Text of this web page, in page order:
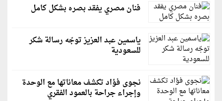
فنان مصري يفقد بصره بشكل كامل
ياسمين عبد العزيز توجّه رسالة شكر
للسعودية
نجوى فؤاد تكشف معاناتها مع الوحدة
وإجراء جراحة بالعمود الفقري